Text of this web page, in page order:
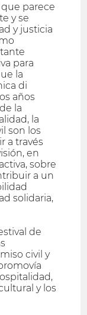
parece
y se
y justicia
para
la
di
años
la
la
son los
a través
en
sobre
a un
solidaria,
de
civil y
y los